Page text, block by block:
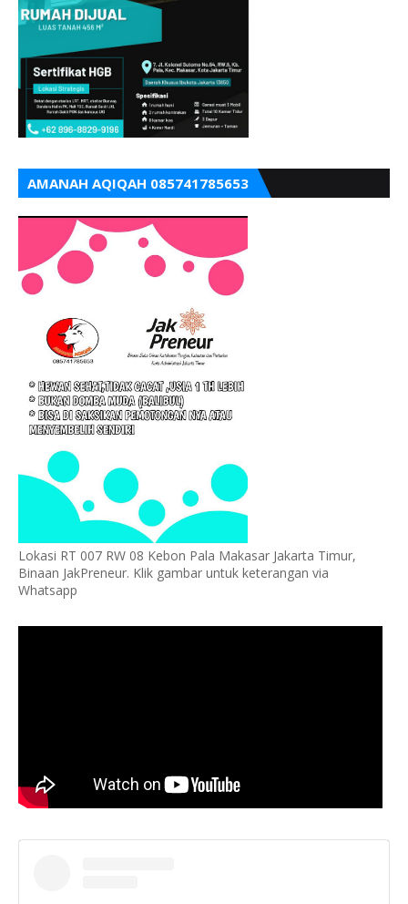
AMANAH AQIQAH 085741785653
Lokasi RT 007 RW 08 Kebon Pala Makasar Jakarta Timur,
Binaan JakPreneur. Klik gambar untuk keterangan via
Whatsapp